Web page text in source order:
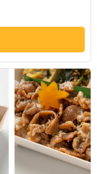
味と旨みを上品に感じら
豚巻き、ふくさ卵、南蛮
豊かに詰め込みました。
いが揃い、最後まで飽き
見た目にも華やかで満足
など、さまざまなお席を